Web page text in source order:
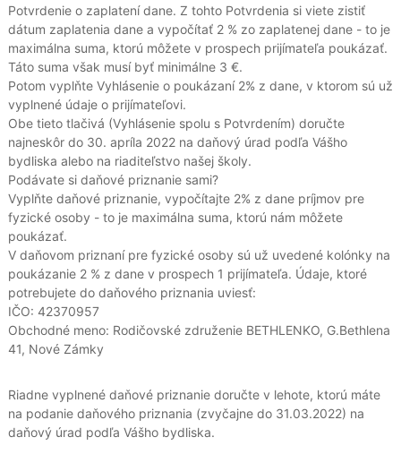
Potvrdenie o zaplatení dane. Z tohto Potvrdenia si viete zistiť
dátum zaplatenia dane a vypočítať 2 % zo zaplatenej dane - to je
maximálna suma, ktorú môžete v prospech prijímateľa poukázať.
Táto suma však musí byť minimálne 3 €.
Potom vyplňte Vyhlásenie o poukázaní 2% z dane, v ktorom sú už
vyplnené údaje o prijímateľovi.
Obe tieto tlačivá (Vyhlásenie spolu s Potvrdením) doručte
najneskôr do 30. apríla 2022 na daňový úrad podľa Vášho
bydliska alebo na riaditeľstvo našej školy.
Podávate si daňové priznanie sami?
Vyplňte daňové priznanie, vypočítajte 2% z dane príjmov pre
fyzické osoby - to je maximálna suma, ktorú nám môžete
poukázať.
V daňovom priznaní pre fyzické osoby sú už uvedené kolónky na
poukázanie 2 % z dane v prospech 1 prijímateľa. Údaje, ktoré
potrebujete do daňového priznania uviesť:
IČO: 42370957
Obchodné meno: Rodičovské združenie BETHLENKO, G.Bethlena
41, Nové Zámky
Riadne vyplnené daňové priznanie doručte v lehote, ktorú máte
na podanie daňového priznania (zvyčajne do 31.03.2022) na
daňový úrad podľa Vášho bydliska.